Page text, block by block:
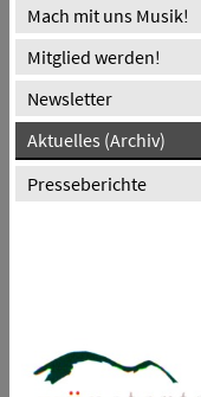
Mach mit uns Musik!
Mitglied werden!
Newsletter
Aktuelles (Archiv)
Presseberichte